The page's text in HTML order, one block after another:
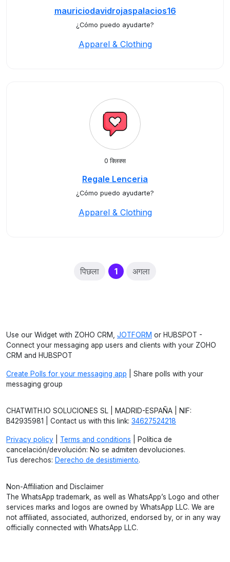
mauriciodavidrojaspalacios16
¿Cómo puedo ayudarte?
Apparel & Clothing
0 क्लिक्स
Regale Lenceria
¿Cómo puedo ayudarte?
Apparel & Clothing
पिछला 1(current)
अगला
Use our Widget with ZOHO CRM, JOTFORM or HUBSPOT -
Connect your messaging app users and clients with your ZOHO
CRM and HUBSPOT
Create Polls for your messaging app | Share polls with your
messaging group
CHATWITH.IO SOLUCIONES SL | MADRID-ESPAÑA | NIF:
B42935981 | Contact us with this link: 34627524218
Privacy policy Terms and conditions | Política de
cancelación/devolución: No se admiten devoluciones.
Tus derechos: Derecho de desistimiento.
Non-Affiliation and Disclaimer
The WhatsApp trademark, as well as WhatsApp’s Logo and other
services marks and logos are owned by WhatsApp LLC. We are
not affiliated, associated, authorized, endorsed by, or in any way
officially connected with WhatsApp LLC.